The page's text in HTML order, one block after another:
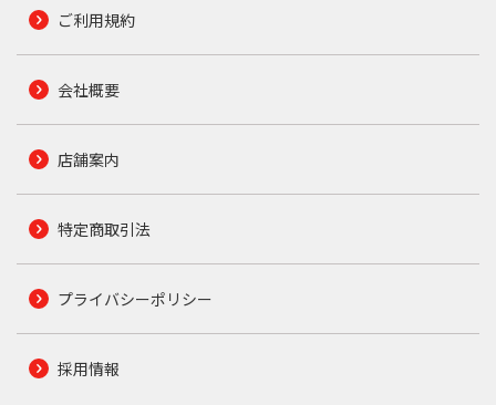
ご利用規約
会社概要
店舗案内
特定商取引法
プライバシーポリシー
採用情報